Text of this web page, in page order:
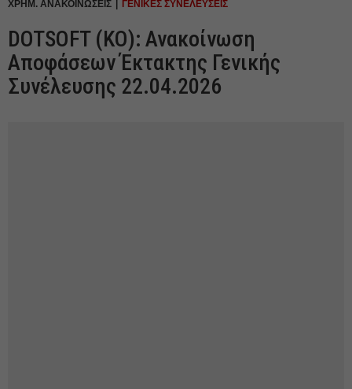
ΧΡΗΜ. ΑΝΑΚΟΙΝΩΣΕΙΣ ΓΕΝΙΚΕΣ ΣΥΝΕΛΕΥΣΕΙΣ
DOTSOFT (ΚΟ): Ανακοίνωση
Αποφάσεων Έκτακτης Γενικής
Συνέλευσης 22.04.2026